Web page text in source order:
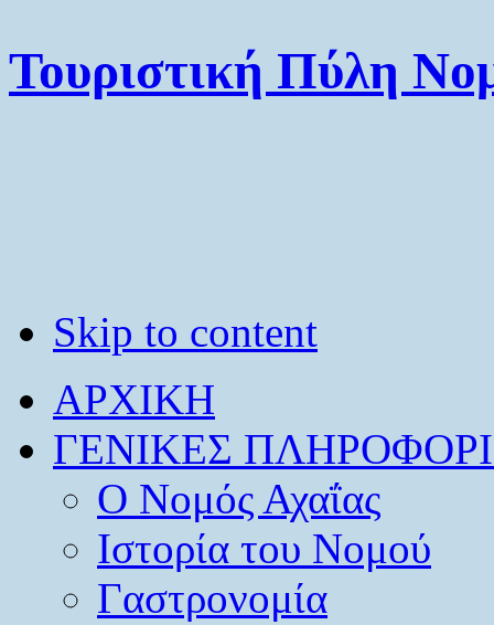
Τουριστική Πύλη
Skip to content
ΑΡΧΙΚΗ
ΓΕΝΙΚΕΣ
O Νομός Αχαΐας
Ιστορία του Νομού
Γαστρονομία